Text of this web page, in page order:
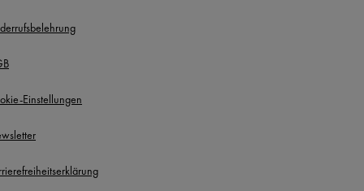
Einstellungen